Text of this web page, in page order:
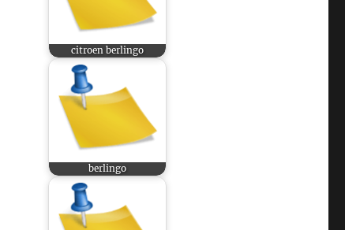
citroen berlingo
berlingo